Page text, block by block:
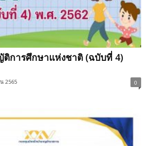
การศึกษาแห่งชาติ (ฉบับที่ 4)
2565 0